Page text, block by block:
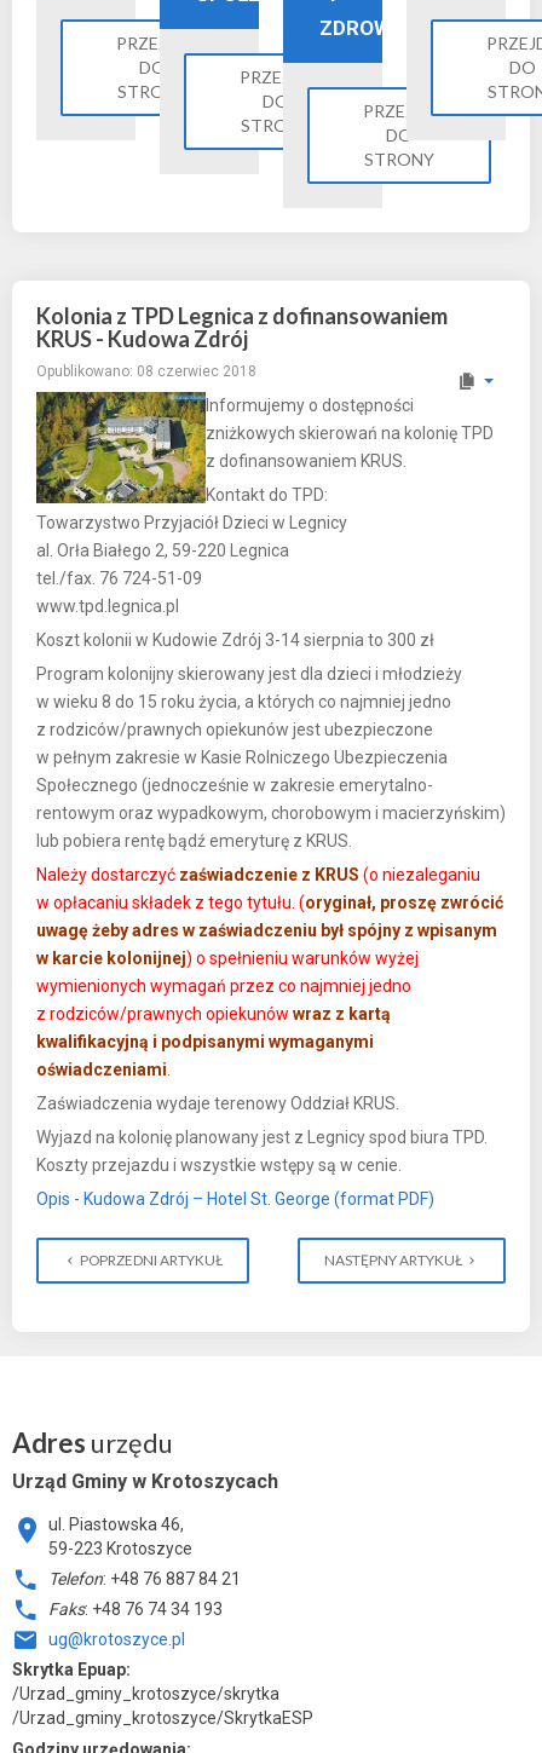
PRZEJDŹ
DO
STRONY
PRZEJDŹ
DO
STRONY
ZDROWIE
PRZEJDŹ
DO
STRONY
DO
Kolonia z TPD Legnica z dofinansowaniem
KRUS - Kudowa Zdrój
Opublikowano: 08 czerwiec 2018
Informujemy o dostępności
zniżkowych skierowań na kolonię TPD
z dofinansowaniem KRUS.
Kontakt do TPD:
Towarzystwo Przyjaciół Dzieci w Legnicy
al. Orła Białego 2, 59-220 Legnica
tel./fax. 76 724-51-09
www.tpd.legnica.pl
Koszt kolonii w Kudowie Zdrój 3-14 sierpnia to 300 zł
Program kolonijny skierowany jest dla dzieci i młodzieży
w wieku 8 do 15 roku życia, a których co najmniej jedno
z rodziców/prawnych opiekunów jest ubezpieczone
w pełnym zakresie w Kasie Rolniczego Ubezpieczenia
Społecznego (jednocześnie w zakresie emerytalno-
rentowym oraz wypadkowym, chorobowym i macierzyńskim)
lub pobiera rentę bądź emeryturę z KRUS.
Należy dostarczyć zaświadczenie z KRUS (o niezaleganiu
w opłacaniu składek z tego tytułu. (oryginał, proszę zwrócić
uwagę żeby adres w zaświadczeniu był spójny z wpisanym
w karcie kolonijnej) o spełnieniu warunków wyżej
wymienionych wymagań przez co najmniej jedno
z rodziców/prawnych opiekunów wraz z kartą
kwalifikacyjną i podpisanymi wymaganymi
oświadczeniami.
Zaświadczenia wydaje terenowy Oddział KRUS.
Wyjazd na kolonię planowany jest z Legnicy spod biura TPD.
Koszty przejazdu i wszystkie wstępy są w cenie.
Opis - Kudowa Zdrój – Hotel St. George (format PDF)
POPRZEDNI ARTYKUŁ NASTĘPNY ARTYKUŁ
Adres urzędu
Urząd Gminy w Krotoszycach
ul. Piastowska 46,
59-223 Krotoszyce
Telefon: +48 76 887 84 21
Faks: +48 76 74 34 193
ug@krotoszyce.pl
Skrytka Epuap:
/Urzad_gminy_krotoszyce/skrytka
/Urzad_gminy_krotoszyce/SkrytkaESP